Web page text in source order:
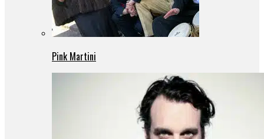
Pink Martini